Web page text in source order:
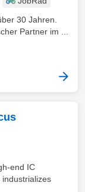
30 Jahren.
Partner im ...
end IC